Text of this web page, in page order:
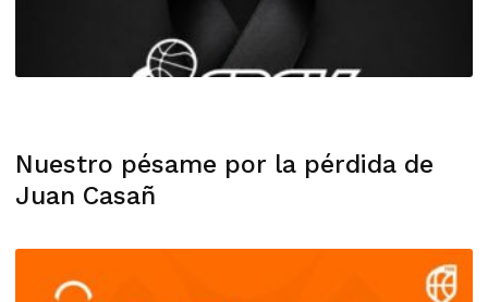
Nuestro pésame por la pérdida de
Juan Casañ